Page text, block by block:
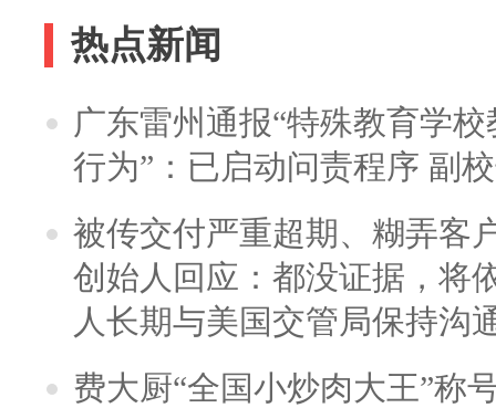
热点新闻
广东雷州通报“特殊教育学
行为”：已启动问责程序 副
被传交付严重超期、糊弄客
创始人回应：都没证据，将
人长期与美国交管局保持沟
费大厨“全国小炒肉大王”称